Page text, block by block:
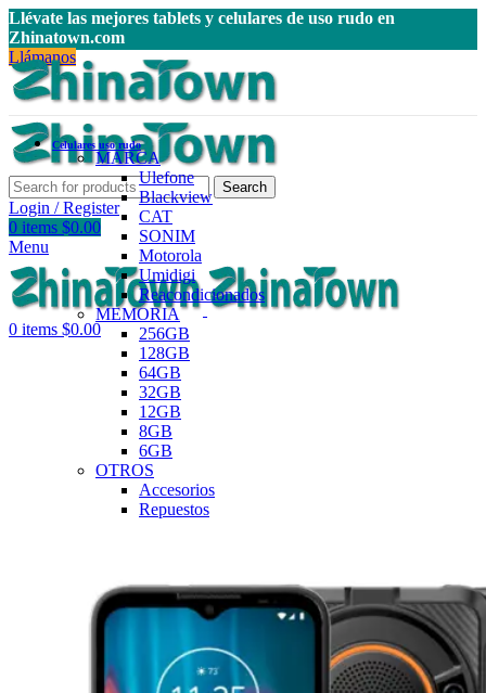
Llévate las mejores tablets y celulares de uso rudo en
Zhinatown.com
Llámanos
Search
Login / Register
0 items $0.00
Menu
0 items $0.00
Celulares uso rudo
MARCA
Ulefone
Blackview
CAT
SONIM
Motorola
Umidigi
Reacondicionados
MEMORIA
256GB
128GB
64GB
32GB
12GB
8GB
6GB
OTROS
Accesorios
Repuestos